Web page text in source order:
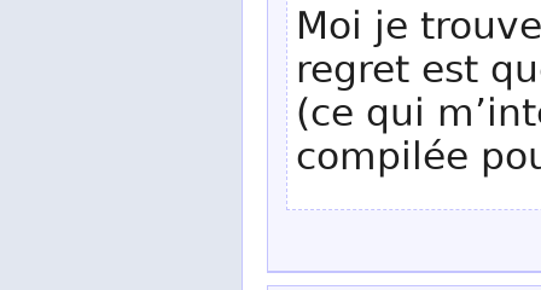
Moi je
regret est
(ce qui
compilée